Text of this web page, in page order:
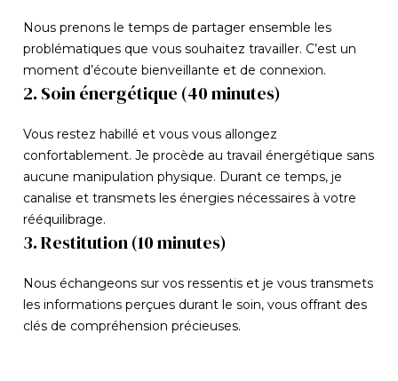
Nous prenons le temps de partager ensemble les
problématiques que vous souhaitez travailler. C’est un
moment d’écoute bienveillante et de connexion.
2. Soin énergétique (40 minutes)
Vous restez habillé et vous vous allongez
confortablement. Je procède au travail énergétique sans
aucune manipulation physique. Durant ce temps, je
canalise et transmets les énergies nécessaires à votre
rééquilibrage.
3. Restitution (10 minutes)
Nous échangeons sur vos ressentis et je vous transmets
les informations perçues durant le soin, vous offrant des
clés de compréhension précieuses.